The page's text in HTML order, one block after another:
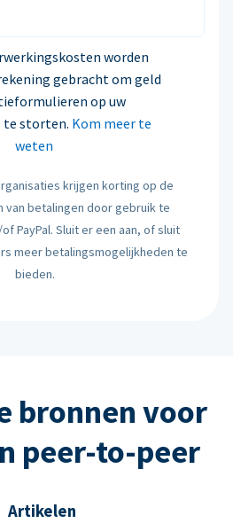
worden
gebracht om geld
op uw
te storten. Kom meer te
weten
krijgen korting op de
betalingen door gebruik te
PayPal. Sluit er een aan, of sluit
meer betalingsmogelijkheden te
bieden.
bronnen voor
peer-to-peer
Artikelen